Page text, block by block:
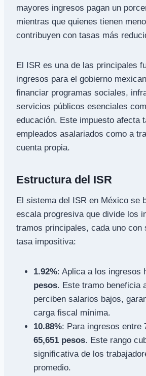
mayores ingresos pagan un
mientras que quienes tienen
contribuyen con tasas más
El ISR es una de las principales
ingresos para el gobierno
financiar programas sociales,
servicios públicos esenciales
educación. Este impuesto afecta
empleados asalariados como a
cuenta propia.
Estructura del ISR
El sistema del ISR en México se
escala progresiva que divide los
tramos principales, cada uno con
tasa impositiva:
1.92%: Aplica a los ingresos
pesos. Este tramo beneficia
perciben salarios bajos,
carga fiscal mínima.
10.88%: Para ingresos entre
65,651 pesos. Este rango
significativa de los
promedio.